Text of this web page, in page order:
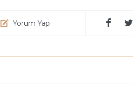
Yorum Yap